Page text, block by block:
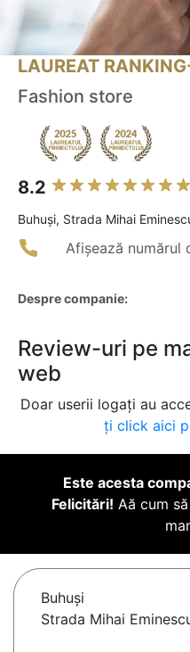
LAUREAT
Fashion store
8.2
Buhuşi, Strada Mihai
Afișează numărul
Despre companie:
Review-uri pe
web
Doar userii logați au
ți click aici
Este acesta
Felicitări! Aă cum
Buhuşi
Strada Mihai